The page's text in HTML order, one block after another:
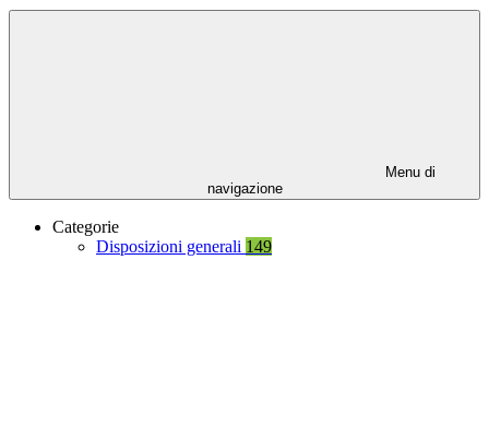
Menu di
navigazione
Categorie
Disposizioni generali 149